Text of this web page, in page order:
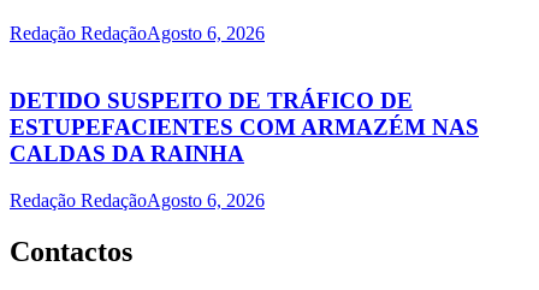
Redação RedaçãoAgosto 6, 2026
DETIDO SUSPEITO DE TRÁFICO DE
ESTUPEFACIENTES COM ARMAZÉM NAS
CALDAS DA RAINHA
Redação RedaçãoAgosto 6, 2026
Contactos